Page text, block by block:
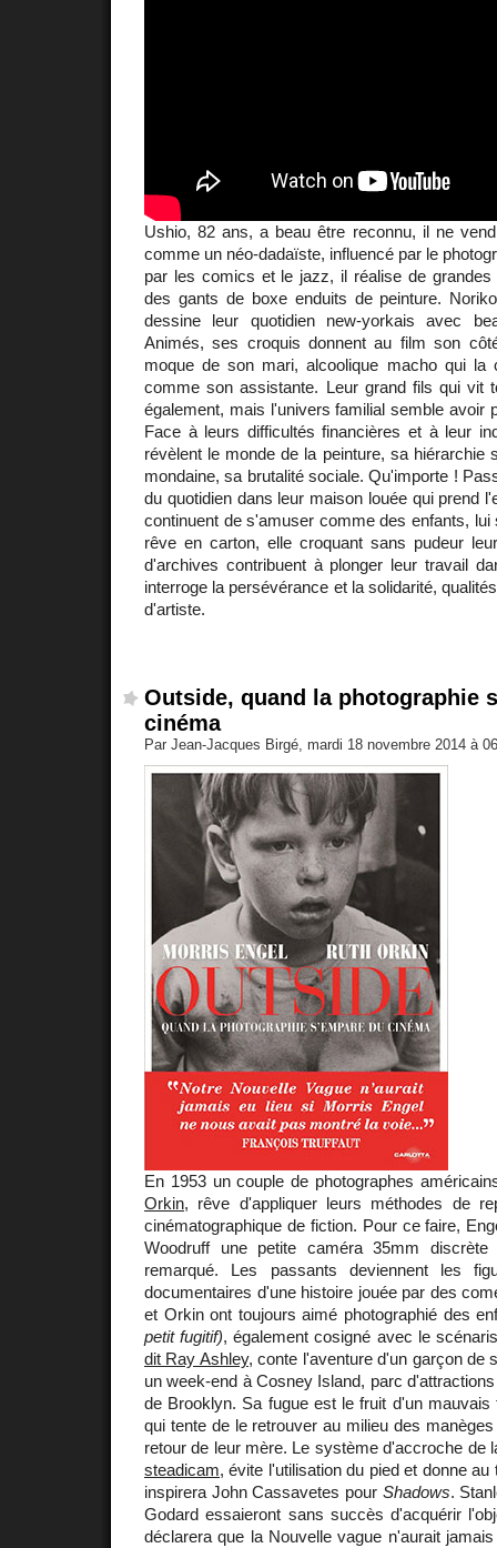
Ushio, 82 ans, a beau être reconnu, il ne
comme un néo-dadaïste, influencé par le
par les comics et le jazz, il réalise de
des gants de boxe enduits de peinture.
dessine leur quotidien new-yorkais avec
Animés, ses croquis donnent au film son
moque de son mari, alcoolique macho qui la
comme son assistante. Leur grand fils qui vit
également, mais l'univers familial semble avoir
Face à leurs difficultés financières et à leur
révèlent le monde de la peinture, sa hiérarchie
mondaine, sa brutalité sociale. Qu'importe !
du quotidien dans leur maison louée qui prend
continuent de s'amuser comme des enfants,
rêve en carton, elle croquant sans pudeur
d'archives contribuent à plonger leur travail
interroge la persévérance et la solidarité,
d'artiste.
Outside, quand la photographie
cinéma
Par Jean-Jacques Birgé, mardi 18 novembre 2014 à
En 1953 un couple de photographes
Orkin, rêve d'appliquer leurs méthodes de
cinématographique de fiction. Pour ce faire,
Woodruff une petite caméra 35mm
remarqué. Les passants deviennent les
documentaires d'une histoire jouée par des
et Orkin ont toujours aimé photographié des
petit fugitif), également cosigné avec le
dit Ray Ashley, conte l'aventure d'un garçon de
un week-end à Cosney Island, parc
de Brooklyn. Sa fugue est le fruit d'un
qui tente de le retrouver au milieu des
retour de leur mère. Le système d'accroche de
steadicam, évite l'utilisation du pied et donne au
inspirera John Cassavetes pour Shadows.
Godard essaieront sans succès d'acquérir
déclarera que la Nouvelle vague n'aurait